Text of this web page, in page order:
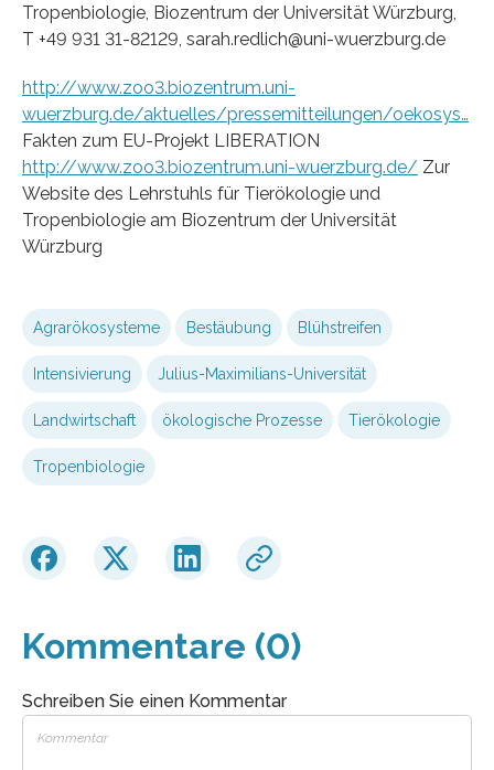
Tropenbiologie, Biozentrum der Universität Würzburg,
T +49 931 31-82129, sarah.redlich@uni-wuerzburg.de
http://www.zoo3.biozentrum.uni-
wuerzburg.de/aktuelles/pressemitteilungen/oekosys…
Fakten zum EU-Projekt LIBERATION
http://www.zoo3.biozentrum.uni-wuerzburg.de/ Zur
Website des Lehrstuhls für Tierökologie und
Tropenbiologie am Biozentrum der Universität
Würzburg
Agrarökosysteme Bestäubung Blühstreifen
Intensivierung Julius-Maximilians-Universität
Landwirtschaft ökologische Prozesse Tierökologie
Tropenbiologie
Kommentare (0)
Schreiben Sie einen Kommentar